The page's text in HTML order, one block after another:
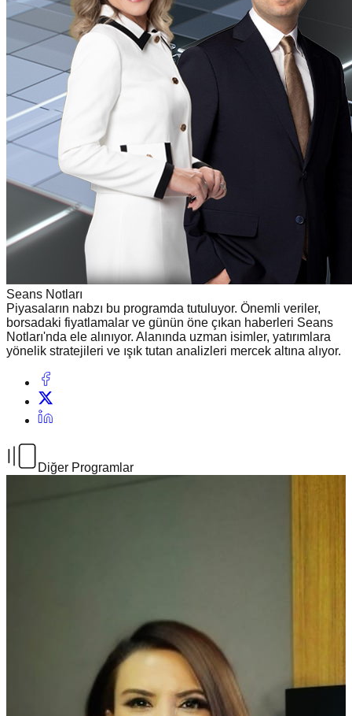
Seans Notları
Piyasaların nabzı bu programda tutuluyor. Önemli veriler,
borsadaki fiyatlamalar ve günün öne çıkan haberleri Seans
Notları'nda ele alınıyor. Alanında uzman isimler, yatırımlara
yönelik stratejileri ve ışık tutan analizleri mercek altına alıyor.
Diğer Programlar